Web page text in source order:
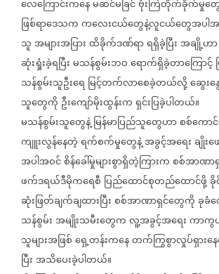
လေကြောင်းကနေမဆင်မခြင်ဗုံးကြဲတိုက်ခိုက်မှုတွေ
ဖြစ်ရာဒေသကကလေးငယ်တွေနဲ့လူငယ်တွေအပါ
သူအများအပြားထိခိုက်ဒဏ်ရာရရှိခဲ့ပြီးအချို့ဟာ
ဆုံးရှုံးခဲ့ရပြီးမသန်စွမ်းဘဝရောက်ရှိခဲ့တာကြောင့်
သန်စွမ်းသူဦးရေ မြင့်တက်လာစေခဲ့တယ်လို့ဆွေး
သူတွေကို ဦးကျော်မိုးထွန်းကရှင်းပြခဲ့ပါတယ်။
မသန်စွမ်းသူတွေနဲ့မြန်မာပြည်သူတွေဟာစစ်ကေ
ကျူးလွန်နေတဲ့ရက်စက်မှုတွေနဲ့အခွင့်အရေးချိုး
အပါအဝင်စိန်ခေါ်မှုများစွာရှိတဲ့ကြားကစစ်အာဏာရှ
ဖက်ဒရယ်ဒီမိုကရေစီ ပြည်ထောင်စုတည်ထောင်ဖို့
ဆုံးဖြတ်ချက်ချထားပြီးစစ်အာဏာရှင်တွေကိုခုခံ
သန်စွမ်းအမျိုးသမီးတွေကလူ့အခွင့်အရေးကာကွ
သူများအဖြစ်ရှေ့တန်းကနေတက်ကြွစွာလှုပ်ရှား
ပြီးအသိပေးခဲ့ပါတယ်။